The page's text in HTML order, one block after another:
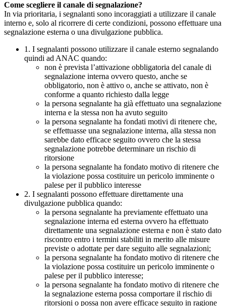
Come scegliere il canale di segnalazione?
In via prioritaria, i segnalanti sono incoraggiati a utilizzare il canale
interno e, solo al ricorrere di certe condizioni, possono effettuare una
segnalazione esterna o una divulgazione pubblica.
1. I segnalanti possono utilizzare il canale esterno segnalando
quindi ad ANAC quando:
non è prevista l’attivazione obbligatoria del canale di
segnalazione interna ovvero questo, anche se
obbligatorio, non è attivo o, anche se attivato, non è
conforme a quanto richiesto dalla legge
la persona segnalante ha già effettuato una segnalazione
interna e la stessa non ha avuto seguito
la persona segnalante ha fondati motivi di ritenere che,
se effettuasse una segnalazione interna, alla stessa non
sarebbe dato efficace seguito ovvero che la stessa
segnalazione potrebbe determinare un rischio di
ritorsione
la persona segnalante ha fondato motivo di ritenere che
la violazione possa costituire un pericolo imminente o
palese per il pubblico interesse
2. I segnalanti possono effettuare direttamente una
divulgazione pubblica quando:
la persona segnalante ha previamente effettuato una
segnalazione interna ed esterna ovvero ha effettuato
direttamente una segnalazione esterna e non è stato dato
riscontro entro i termini stabiliti in merito alle misure
previste o adottate per dare seguito alle segnalazioni;
la persona segnalante ha fondato motivo di ritenere che
la violazione possa costituire un pericolo imminente o
palese per il pubblico interesse;
la persona segnalante ha fondato motivo di ritenere che
la segnalazione esterna possa comportare il rischio di
ritorsioni o possa non avere efficace seguito in ragione